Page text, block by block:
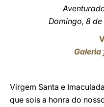
Domingo, 8
Virgem Santa e
que sois a honra do